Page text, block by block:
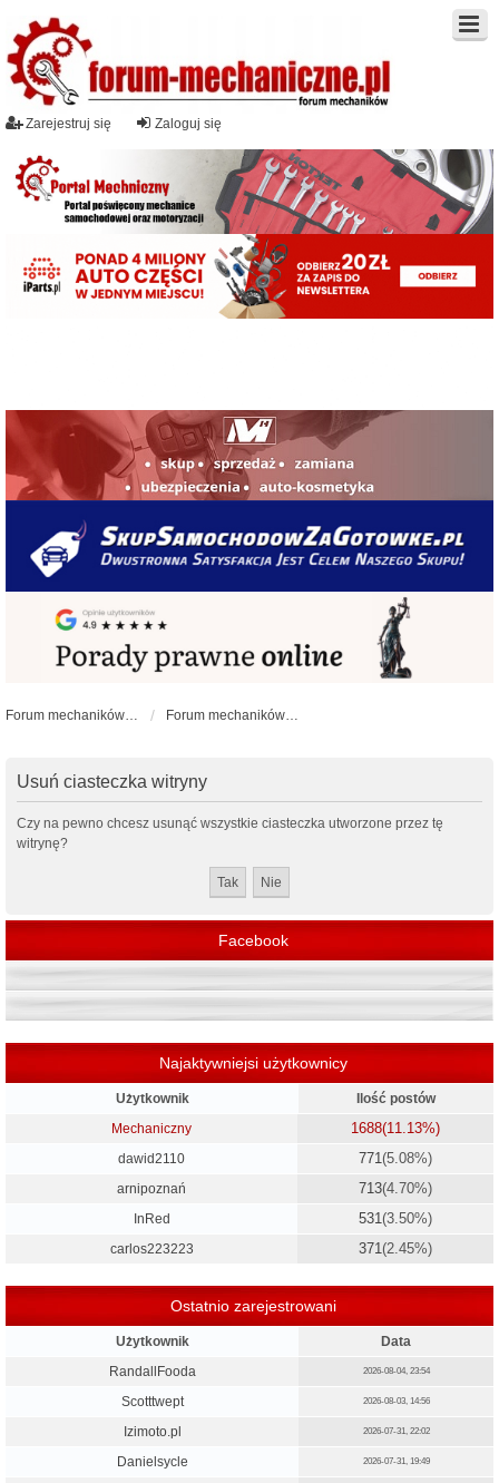
Zaloguj się
Zarejestruj się
Forum mechaników samochodowych - forum-mechaniczne.pl Forum mechaników samochodowych
Usuń ciasteczka witryny
Czy na pewno chcesz usunąć wszystkie ciasteczka utworzone przez tę
witrynę?
Facebook
Najaktywniejsi użytkownicy
Użytkownik
Ilość postów
Mechaniczny
1688(11.13%)
dawid2110 771(5.08%)
arnipoznań 713(4.70%)
InRed 531(3.50%)
carlos223223 371(2.45%)
Ostatnio zarejestrowani
Użytkownik
Data
RandallFooda
2026-08-04, 23:54
Scotttwept 2026-08-03, 14:56
Izimoto.pl 2026-07-31, 22:02
Danielsycle 2026-07-31, 19:49